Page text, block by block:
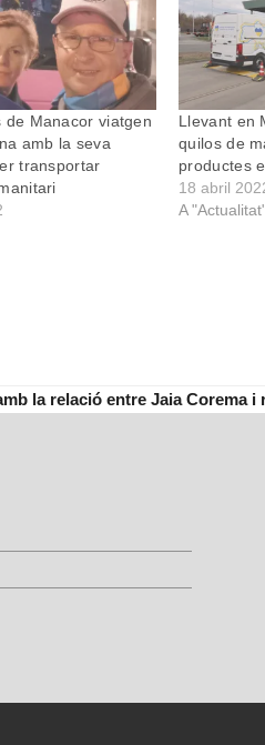
de Manacor viatgen
amb la seva
transportar
Llevant en
quilos de
productes
18 abril
A
la relació entre Jaia Corema i